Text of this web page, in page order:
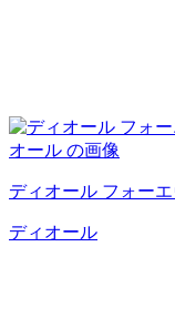
ディオール フォー
ディオール